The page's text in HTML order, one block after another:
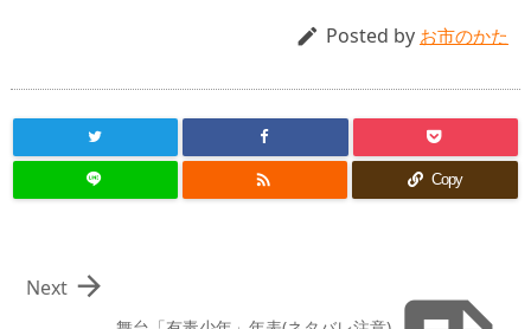
 Posted by お市のかた
 Copy

Next